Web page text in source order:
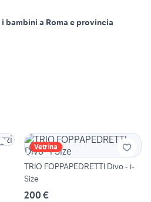
bambini a Roma e provincia
Vetrina
TRIO FOPPAPEDRETTI Divo - i-
Size
200 €